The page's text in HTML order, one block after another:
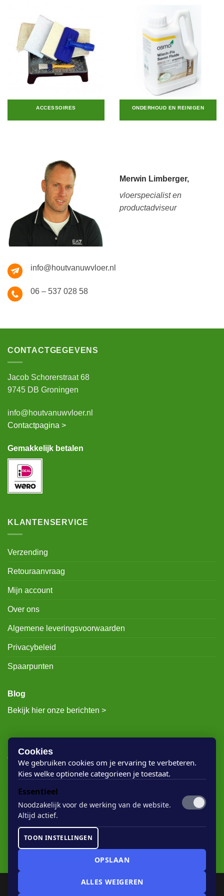
ACCESSOIRES ONDERHOUD EN REINIGEN
Merwin Limberger,
vloerspecialist en
productadviseur
info@houtvanuwvloer.nl
06 – 537 028 58
CONTACTGEGEVENS
Jacob Schorerstraat 68
9745 DB Groningen
info@houtvanuwvloer.nl
Contactpagina >
Gemakkelijk betalen
KLANTENSERVICE
Verzending
Retouraanvraag
Mijn account
Over ons
Algemene leveringsvoorwaarden
Privacybeleid
Spaarpunten
Blog
Bekijk hier onze berichten >
Rigostep Skylt
Rubio Monocoat Oil Plus 2c
Houten vloer lak
Floorservice Onderhoudsolie
Rubio Monocoat Soap
Cookies
We gebruiken cookies om je ervaring te verbeteren.
Kies welke optionele categorieen je toestaat.
Essentieel
Noodzakelijk voor de werking van de website.
Altijd actief.
TOON INSTELLINGEN
OPSLAAN
ALLES WEIGEREN